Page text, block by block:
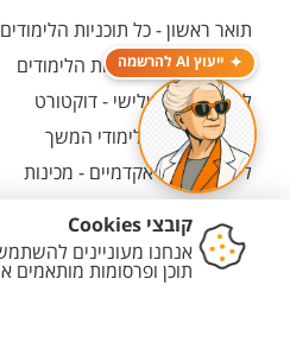
ייעוץ AI להרשמה
תואר ראשון - כל תוכניות הלימודים
תואר שני - כל תוכניות הלימודים
לימודי תואר שלישי - דוקטורט
לימודי תעודה ולימודי המשך
לימודים קדם אקדמיים - מכינות
תוכניות בין-לאומיות